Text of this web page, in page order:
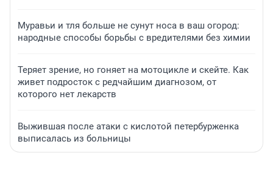
Муравьи и тля больше не сунут носа в ваш огород:
народные способы борьбы с вредителями без химии
Теряет зрение, но гоняет на мотоцикле и скейте. Как
живет подросток с редчайшим диагнозом, от
которого нет лекарств
Выжившая после атаки с кислотой петербурженка
выписалась из больницы